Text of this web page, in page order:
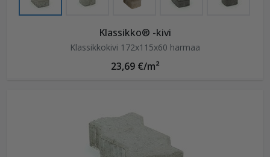
Klassikko® -kivi
Klassikkokivi 172x115x60 harmaa
23,69 €/m²